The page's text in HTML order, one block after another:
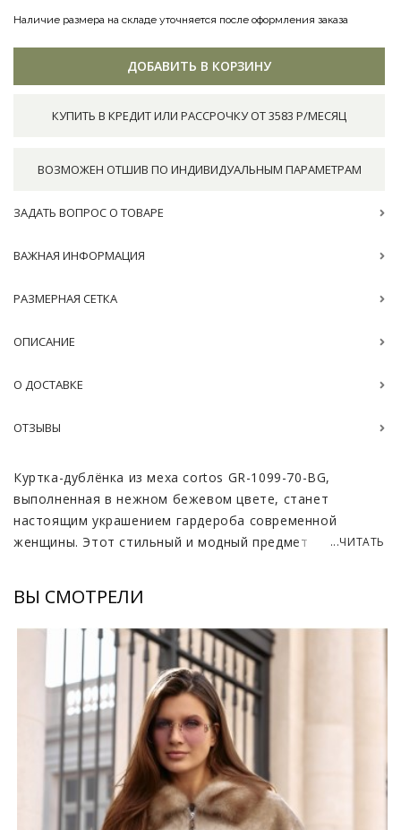
Наличие размера на складе уточняется после оформления заказа
ДОБАВИТЬ В КОРЗИНУ
КУПИТЬ В КРЕДИТ ИЛИ РАССРОЧКУ ОТ 3583 Р/МЕСЯЦ
ВОЗМОЖЕН ОТШИВ ПО ИНДИВИДУАЛЬНЫМ ПАРАМЕТРАМ
ЗАДАТЬ ВОПРОС О ТОВАРЕ
ВАЖНАЯ ИНФОРМАЦИЯ
РАЗМЕРНАЯ СЕТКА
ОПИСАНИЕ
О ДОСТАВКЕ
ОТЗЫВЫ
Куртка-дублёнка из меха cortos GR-1099-70-BG,
выполненная в нежном бежевом цвете, станет
настоящим украшением гардероба современной
женщины. Этот стильный и модный предмет одежды не
дни. Лёгкая и тёплая, она идеально подходит для
повседневных прогулок и зимних выходов.
Выделка кортос придаёт меху особую текстуру,
благодаря которой поверхность выглядит гладкой и
изысканной. Такой подход к обработке овчины делает
куртку не только красивой, но и практичной. Мягкий и
уютный ворс позволяет наслаждаться каждым
мгновением, проведённым в этой одежде.
Особенности куртки дополняют съёмный меховой
воротник из куницы и внутренняя отделка нежной
...ЧИТАТЬ
ВЫ СМОТРЕЛИ